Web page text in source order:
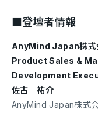
■登壇者情報
AnyMind Japan株式
Product Sales &
Development
佐古 祐介
AnyMind Japan株式会